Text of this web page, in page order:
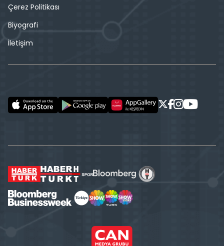
Çerez Politikası
Biyografi
İletişim